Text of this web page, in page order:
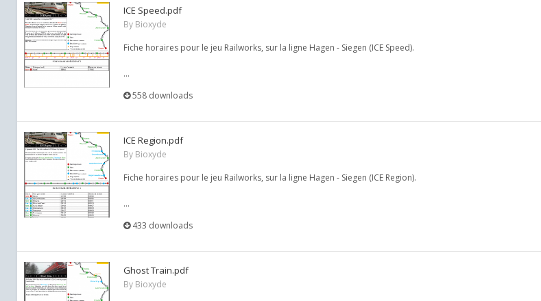
ICE Speed.pdf
By Bioxyde
Fiche horaires pour le jeu Railworks, sur la ligne Hagen - Siegen (ICE Speed).
...
558 downloads
ICE Region.pdf
By Bioxyde
Fiche horaires pour le jeu Railworks, sur la ligne Hagen - Siegen (ICE Region).
...
433 downloads
Ghost Train.pdf
By Bioxyde